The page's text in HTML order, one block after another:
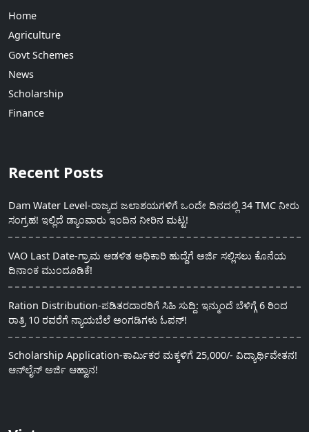
Home
Agriculture
Govt Schemes
News
Scholarship
Finance
Recent Posts
Dam Water Level-ರಾಜ್ಯದ ಜಲಾಶಯಗಳಿಗೆ ಒಂದೇ ದಿನದಲ್ಲಿ 34 TMC ನೀರು
ಸಂಗ್ರಹ! ಇಲ್ಲಿದೆ ಡ್ಯಾಂವಾರು ಇಂದಿನ ನೀರಿನ ಮಟ್ಟ!
VAO Last Date-ಗ್ರಾಮ ಆಡಳಿತ ಅಧಿಕಾರಿ ಹುದ್ದೆಗೆ ಅರ್ಜಿ ಸಲ್ಲಿಸಲು ಕೊನೆಯ
ದಿನಾಂಕ ಮುಂದೂಡಿಕೆ!
Ration Distribution-ಪಡಿತರದಾರರಿಗೆ ಸಿಹಿ ಸುದ್ದಿ: ಇನ್ಮುಂದೆ ಬೆಳಿಗ್ಗೆ 6 ರಿಂದ
ರಾತ್ರಿ 10 ರವರೆಗೆ ನ್ಯಾಯಬೆಲೆ ಅಂಗಡಿಗಳು ಓಪನ್!
Scholarship Application-ಕಾರ್ಮಿಕರ ಮಕ್ಕಳಿಗೆ 25,000/- ವಿದ್ಯಾರ್ಥಿವೇತನ!
ಆನ್‍ಲೈನ್ ಅರ್ಜಿ ಆಹ್ವಾನ!